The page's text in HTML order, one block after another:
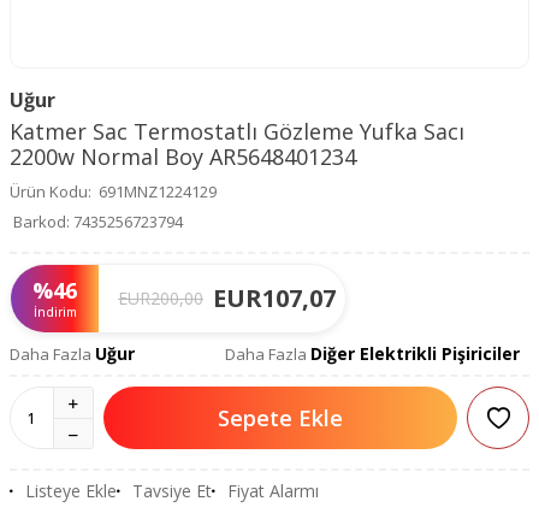
Uğur
Katmer Sac Termostatlı Gözleme Yufka Sacı
2200w Normal Boy AR5648401234
Ürün Kodu: 691MNZ1224129
Barkod: 7435256723794
%46
İndirim
EUR200,00 EUR107,07
Daha Fazla Uğur Daha Fazla Diğer Elektrikli Pişiriciler
Sepete Ekle
Listeye Ekle Tavsiye Et Fiyat Alarmı